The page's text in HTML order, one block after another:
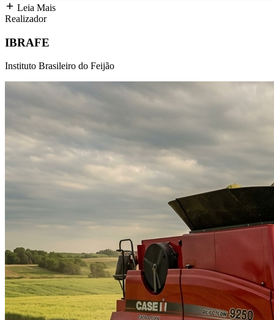
Leia Mais
Realizador
IBRAFE
Instituto Brasileiro do Feijão